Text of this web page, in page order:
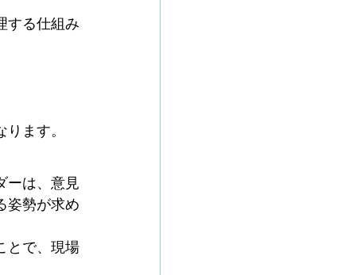
する仕組み
ます。
ーは、意見
姿勢が求め
とで、現場